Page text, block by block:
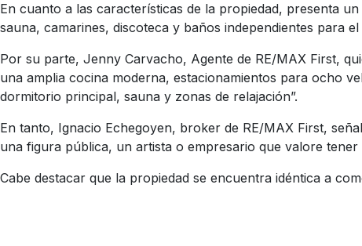
En cuanto a las características de la propiedad, presenta
sauna, camarines, discoteca y baños independientes para
Por su parte, Jenny Carvacho, Agente de RE/MAX First,
una amplia cocina moderna, estacionamientos para ocho
dormitorio principal, sauna y zonas de relajación”.
En tanto, Ignacio Echegoyen, broker de RE/MAX First,
una figura pública, un artista o empresario que valore
Cabe destacar que la propiedad se encuentra idéntica a